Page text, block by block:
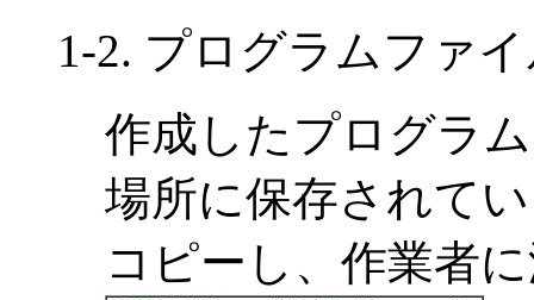
1-2. プログラムファ
作成したプログラ
場所に保存されて
コピーし、作業者